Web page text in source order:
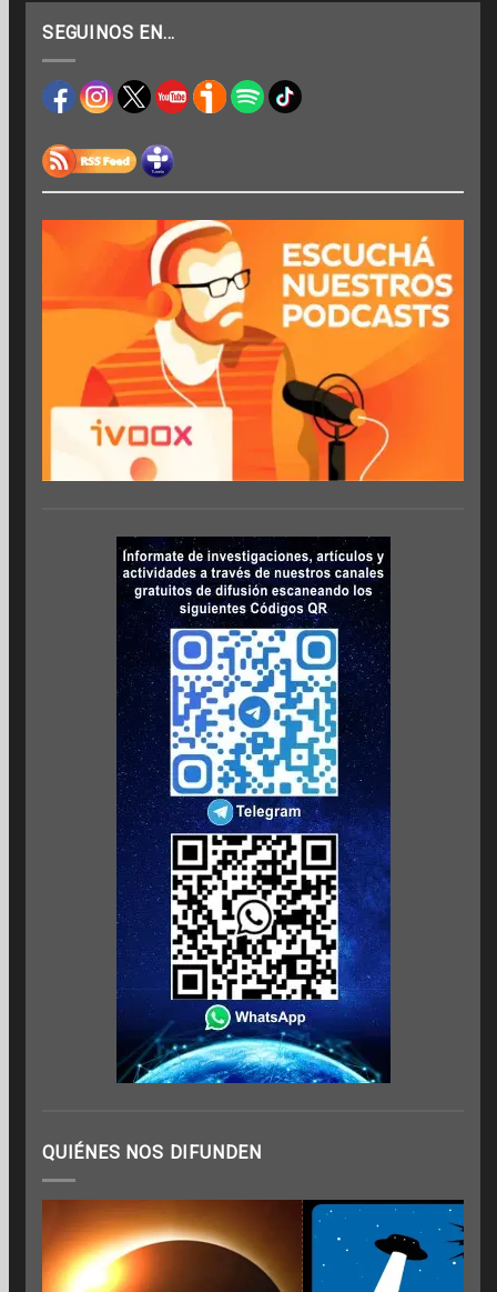
SEGUINOS EN…
QUIÉNES NOS DIFUNDEN